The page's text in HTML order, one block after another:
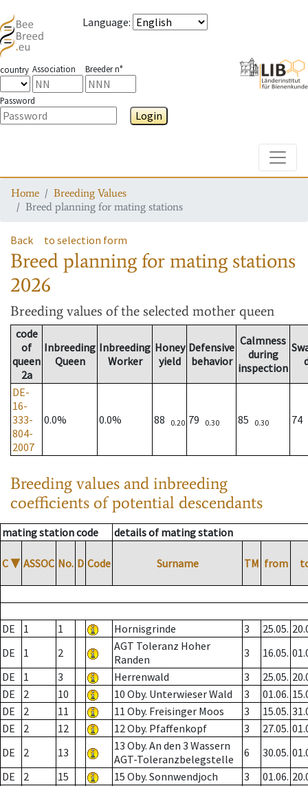
Language:
country Association Breeder n°
Password
Login
Home
Breeding Values
Breed planning for mating stations
Back to selection form
Breed planning for mating stations
2026
Breeding values of the selected mother queen
code
of
queen
2a
Inbreeding
Queen
Inbreeding
Worker
Honey
yield
Defensive
behavior
Calmness
during
inspection
DE-
16-
333-
804-
2007
0.0% 0.0% 88 0.20 79 0.30 85 0.30 74
Breeding values and inbreeding
coefficients of potential descendants
mating station code details of mating station
C ▼ ASSOC No. D Code Surname TM from
DE 1 1 Hornisgrinde 3 25.05.
DE
1 2
AGT Toleranz Hoher
Randen
3 16.05.
DE
1 3 Herrenwald 3 25.05.
DE
2 10 10 Oby. Unterwieser Wald 3 01.06.
DE
2 11 11 Oby. Freisinger Moos 3 15.05.
DE
2 12 12 Oby. Pfaffenkopf 3 27.05.
DE
2 13
13 Oby. An den 3 Wassern
AGT-Toleranzbelegstelle
6 30.05.
DE
2 15 15 Oby. Sonnwendjoch 3 01.06.